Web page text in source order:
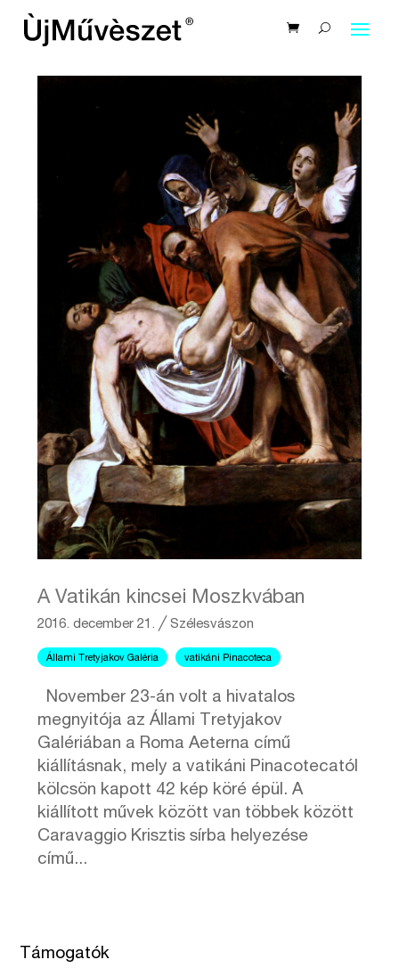
A Vatikán kincsei Moszkvában
2016. december 21. ╱Szélesvászon
Állami Tretyjakov Galéria vatikáni Pinacoteca
November 23-án volt a hivatalos
megnyitója az Állami Tretyjakov
Galériában a Roma Aeterna című
kiállításnak, mely a vatikáni Pinacotecatól
kölcsön kapott 42 kép köré épül. A
kiállított művek között van többek között
Caravaggio Krisztis sírba helyezése
című...
Támogatók